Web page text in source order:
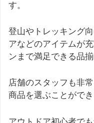
す。
登山やトレッキング
アなどのアイテムが
ンまで満足できる品揃
店舗のスタッフも非
商品を選ぶことがで